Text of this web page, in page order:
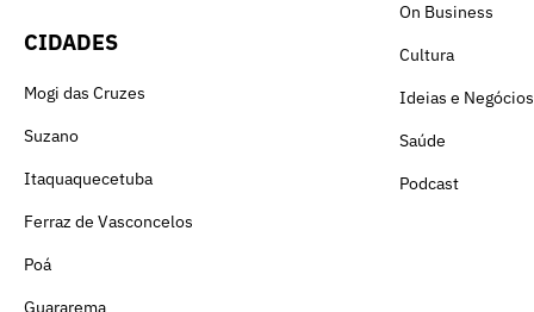
CIDADES
Mogi das Cruzes
Suzano
Itaquaquecetuba
Ferraz de Vasconcelos
Poá
Guararema
On Business
Cultura
Ideias e Negócios
Saúde
Podcast